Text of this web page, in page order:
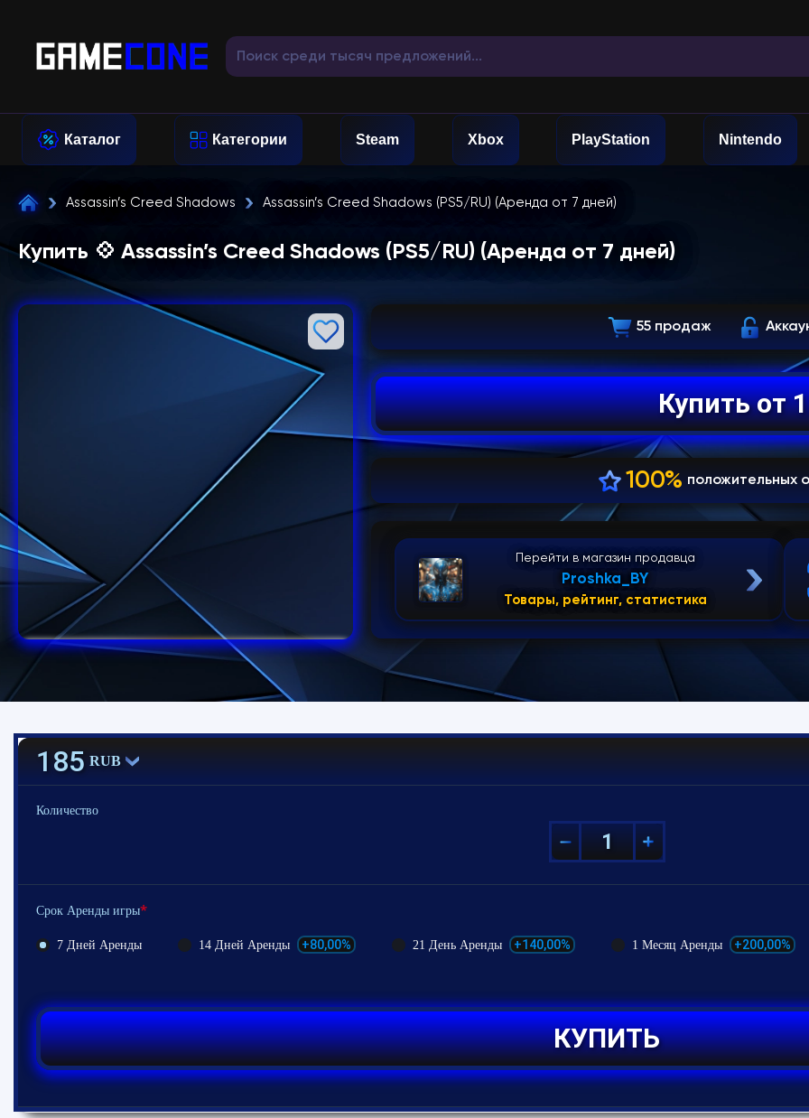
Каталог Категории Steam Xbox PlayStation Nintendo
Assassin’s Creed Shadows Assassin’s Creed Shadows (PS5/RU) (Аренда от 7 дней)
Купить 💠 Assassin’s Creed Shadows (PS5/RU) (Аренда от 7 дней)
55 продаж
Купить от
100% положительных
Перейти в магазин продавца
Proshka_BY
Товары, рейтинг, статистика
185 RUB
Количество
Срок Аренды игры*
7 Дней Аренды 14 Дней Аренды +80,00% 21 День Аренды +140,00% 1 Месяц Аренды +200,00%
КУПИТЬ